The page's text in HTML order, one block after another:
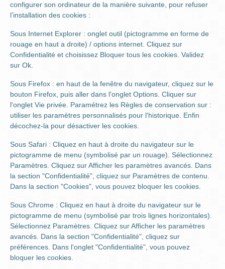
configurer son ordinateur de la manière suivante, pour refuser
l’installation des cookies :
Sous Internet Explorer : onglet outil (pictogramme en forme de
rouage en haut a droite) / options internet. Cliquez sur
Confidentialité et choisissez Bloquer tous les cookies. Validez
sur Ok.
Sous Firefox : en haut de la fenêtre du navigateur, cliquez sur le
bouton Firefox, puis aller dans l'onglet Options. Cliquer sur
l'onglet Vie privée. Paramétrez les Règles de conservation sur :
utiliser les paramètres personnalisés pour l'historique. Enfin
décochez-la pour désactiver les cookies.
Sous Safari : Cliquez en haut à droite du navigateur sur le
pictogramme de menu (symbolisé par un rouage). Sélectionnez
Paramètres. Cliquez sur Afficher les paramètres avancés. Dans
la section "Confidentialité", cliquez sur Paramètres de contenu.
Dans la section "Cookies", vous pouvez bloquer les cookies.
Sous Chrome : Cliquez en haut à droite du navigateur sur le
pictogramme de menu (symbolisé par trois lignes horizontales).
Sélectionnez Paramètres. Cliquez sur Afficher les paramètres
avancés. Dans la section "Confidentialité", cliquez sur
préférences. Dans l'onglet "Confidentialité", vous pouvez
bloquer les cookies.